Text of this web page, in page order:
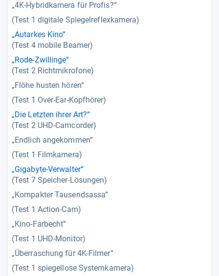
„4K-Hybridkamera für Profis?“
(Test 1 digitale Spiegelreflexkamera)
„Autarkes Kino“
(Test 4 mobile Beamer)
„Rode-Zwillinge“
(Test 2 Richtmikrofone)
„Flöhe husten hören“
(Test 1 Over-Ear-Kopfhörer)
„Die Letzten ihrer Art?“
(Test 2 UHD-Camcorder)
„Endlich angekommen“
(Test 1 Filmkamera)
„Gigabyte-Verwalter“
(Test 7 Speicher-Lösungen)
„Kompakter Tausendsassa“
(Test 1 Action-Cam)
„Kino-Farbecht“
(Test 1 UHD-Monitor)
„Überraschung für 4K-Filmer“
(Test 1 spiegellose Systemkamera)